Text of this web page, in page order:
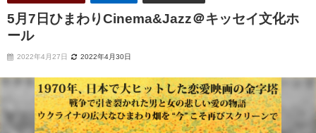
5月7日ひまわりCinema&Jazz＠キッセイ文化ホ
ール
2022年4月27日 2022年4月30日